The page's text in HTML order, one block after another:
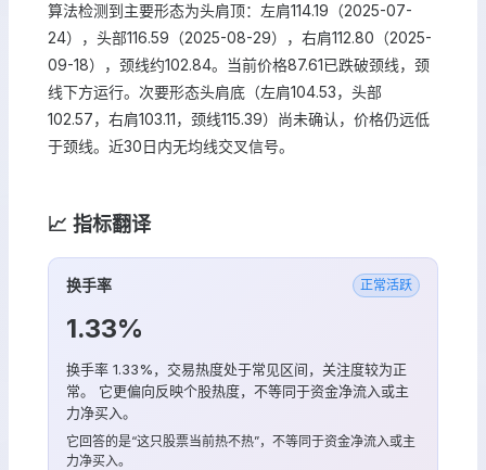
算法检测到主要形态为头肩顶：左肩114.19（2025-07-
24），头部116.59（2025-08-29），右肩112.80（2025-
09-18），颈线约102.84。当前价格87.61已跌破颈线，颈
线下方运行。次要形态头肩底（左肩104.53，头部
102.57，右肩103.11，颈线115.39）尚未确认，价格仍远低
于颈线。近30日内无均线交叉信号。
📈 指标翻译
换手率 正常活跃
1.33%
换手率 1.33%，交易热度处于常见区间，关注度较为正
常。 它更偏向反映个股热度，不等同于资金净流入或主
力净买入。
它回答的是“这只股票当前热不热”，不等同于资金净流入或主
力净买入。